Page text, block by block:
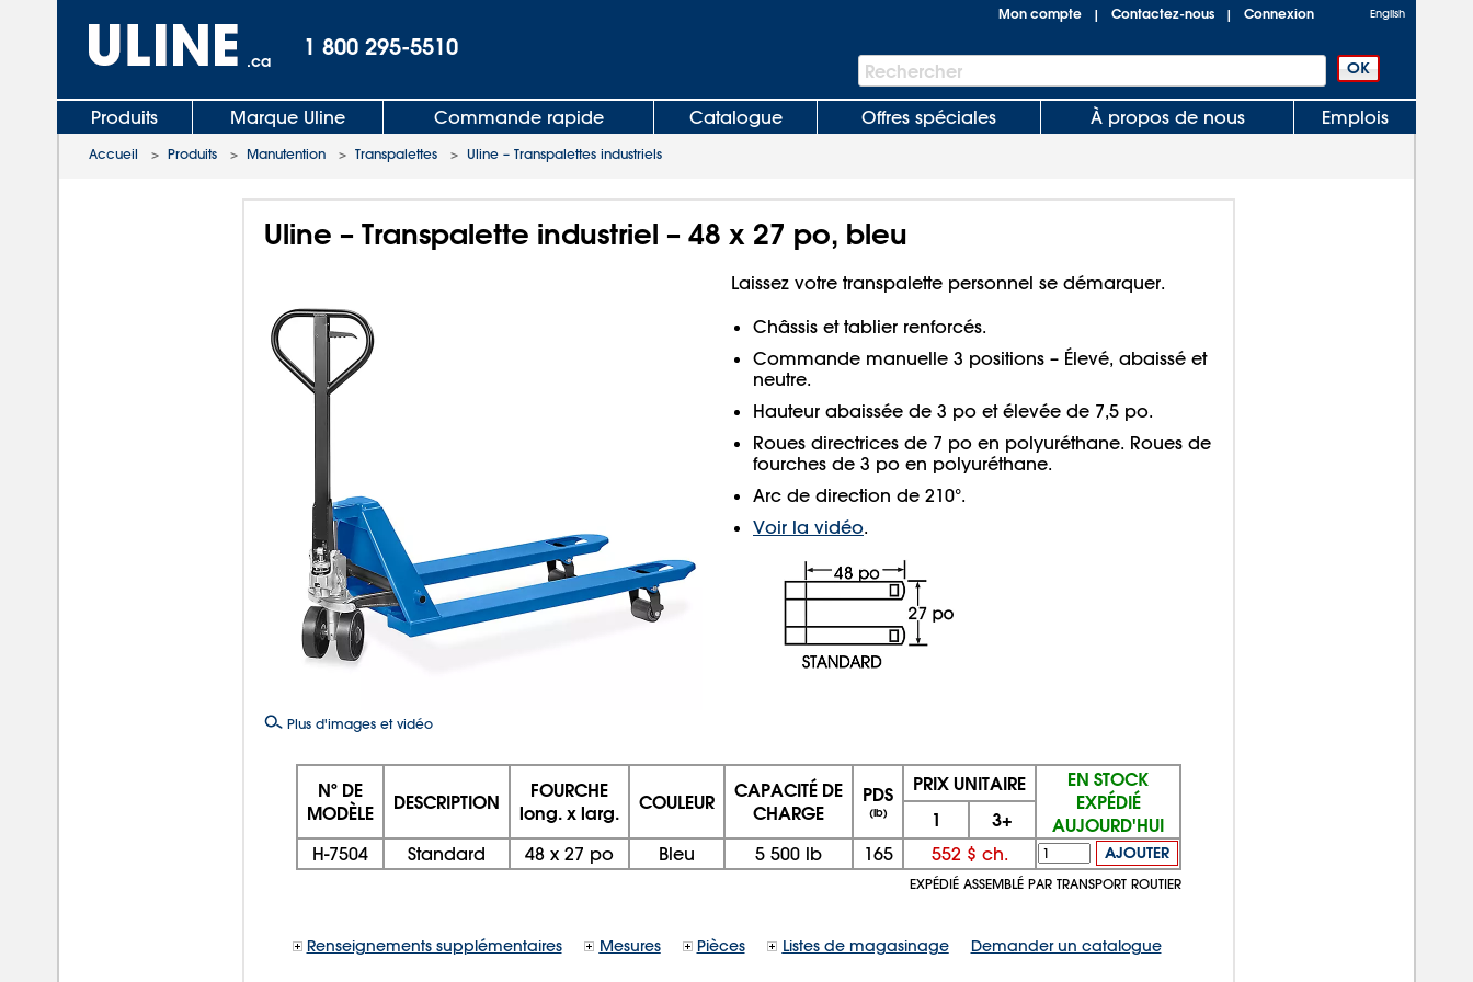
.ca
1 800 295-5510
Mon compte | Contactez-nous | Connexion English
Barre
de
recherche
Rechercher
Produits Marque Uline Commande rapide Catalogue Offres spéciales À propos de nous Emplois
Accueil > Produits > Manutention > Transpalettes > Uline – Transpalettes industriels
Uline – Transpalette industriel – 48 x 27 po, bleu
Plus d'images et vidéo
Laissez votre transpalette personnel se démarquer.
Châssis et tablier renforcés.
Commande manuelle 3 positions – Élevé, abaissé et
neutre.
Hauteur abaissée de 3 po et élevée de 7,5 po.
Roues directrices de 7 po en polyuréthane. Roues de
fourches de 3 po en polyuréthane.
Arc de direction de 210°.
Voir la vidéo.
Nº DE
MODÈLE
DESCRIPTION
FOURCHE
long. x larg.
COULEUR
CAPACITÉ DE
CHARGE
PDS
(lb)
PRIX UNITAIRE
EN STOCK
EXPÉDIÉ
AUJOURD'HUI
1 3+
H-7504 Standard 48 x 27 po Bleu 5 500 lb 165 552 $ ch. AJOUTER
EXPÉDIÉ ASSEMBLÉ PAR TRANSPORT ROUTIER
Renseignements supplémentaires Mesures Pièces Listes de magasinage Demander un catalogue